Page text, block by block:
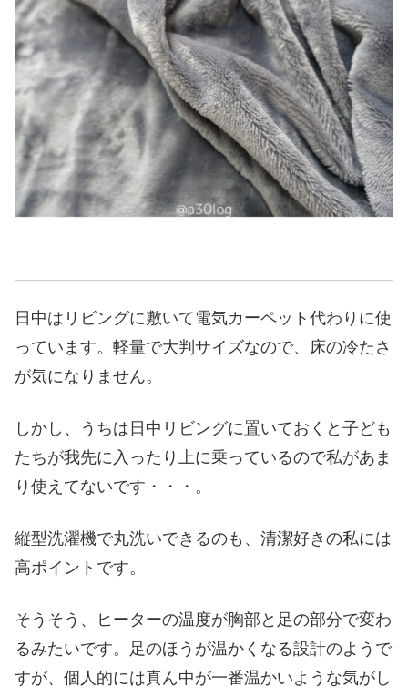
日中はリビングに敷いて電気カーペット代わりに使
っています。軽量で大判サイズなので、床の冷たさ
が気になりません。
しかし、うちは日中リビングに置いておくと子ども
たちが我先に入ったり上に乗っているので私があま
り使えてないです・・・。
縦型洗濯機で丸洗いできるのも、清潔好きの私には
高ポイントです。
そうそう、ヒーターの温度が胸部と足の部分で変わ
るみたいです。足のほうが温かくなる設計のようで
すが、個人的には真ん中が一番温かいような気がし